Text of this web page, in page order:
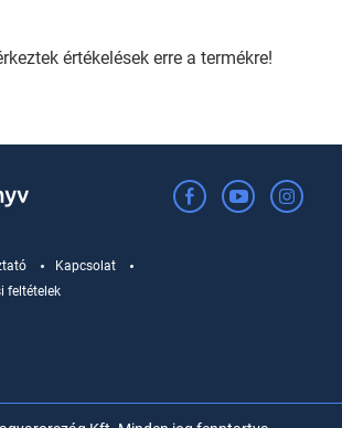
értékelések erre a termékre!
Kapcsolat
feltételek